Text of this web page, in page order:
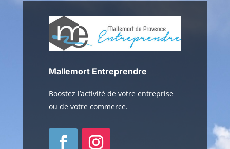
Mallemort Entreprendre
Boostez l’activité de votre entreprise
ou de votre commerce.